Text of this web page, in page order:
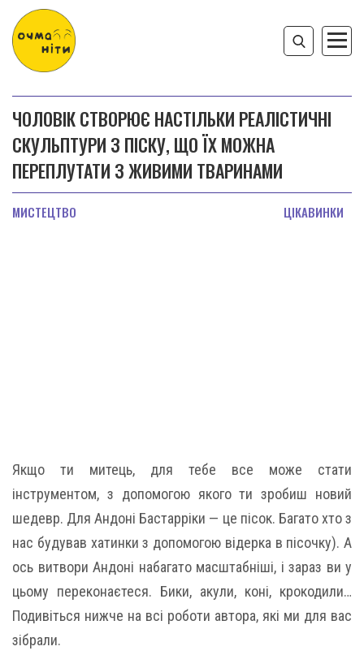
ЧОЛОВІК СТВОРЮЄ НАСТІЛЬКИ РЕАЛІСТИЧНІ
СКУЛЬПТУРИ З ПІСКУ, ЩО ЇХ МОЖНА
ПЕРЕПЛУТАТИ З ЖИВИМИ ТВАРИНАМИ
МИСТЕЦТВО ЦІКАВИНКИ
Якщо ти митець, для тебе все може стати
інструментом, з допомогою якого ти зробиш новий
шедевр. Для Андоні Бастарріки — це пісок. Багато хто з
нас будував хатинки з допомогою відерка в пісочку). А
ось витвори Андоні набагато масштабніші, і зараз ви у
цьому переконаєтеся. Бики, акули, коні, крокодили…
Подивіться нижче на всі роботи автора, які ми для вас
зібрали.